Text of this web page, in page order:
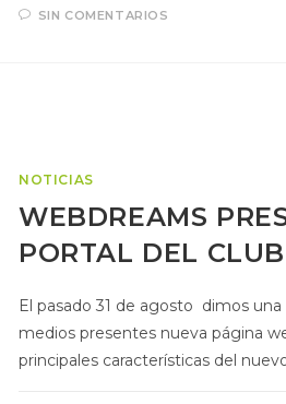
SIN COMENTARIOS
NOTICIAS
WEBDREAMS
PORTAL DEL
El pasado 31 de agosto dimos
medios presentes nueva página
principales características del